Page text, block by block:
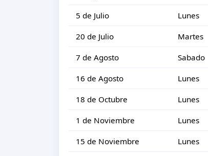
5 de Julio Lunes
20 de Julio Martes
7 de Agosto Sabado
16 de Agosto Lunes
18 de Octubre Lunes
1 de Noviembre Lunes
15 de Noviembre Lunes